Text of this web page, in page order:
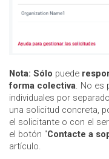
Nota: Sólo puede
forma colectiva. No es
individuales por
una solicitud concreta,
el solicitante o con el
el botón "Contacte a
artículo.